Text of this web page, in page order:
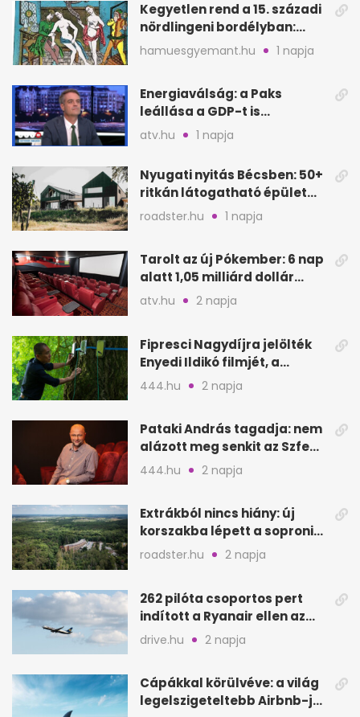
Kegyetlen rend a 15. századi
nördlingeni bordélyban:
verés, éheztetés
hamuesgyemant.hu 1 napja
Energiaválság: a Paks
leállása a GDP-t is
megütheti, int az
Oeconomus
atv.hu 1 napja
Nyugati nyitás Bécsben: 50+
ritkán látogatható épület
nyílik meg
roadster.hu 1 napja
Tarolt az új Pókember: 6 nap
alatt 1,05 milliárd dollár
bevétel
atv.hu 2 napja
Fipresci Nagydíjra jelölték
Enyedi Ildikó filmjét, a
Csendes barátot
444.hu 2 napja
Pataki András tagadja: nem
alázott meg senkit az Szfe
felvételijén
444.hu 2 napja
Extrákból nincs hiány: új
korszakba lépett a soproni
Fagus Hotel
roadster.hu 2 napja
262 pilóta csoportos pert
indított a Ryanair ellen az
Egyesült Királyságban
drive.hu 2 napja
Cápákkal körülvéve: a világ
legelszigeteltebb Airbnb-je